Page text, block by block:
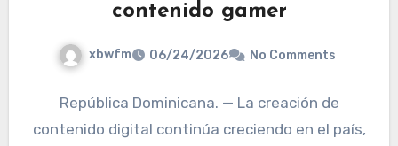
contenido gamer
xbwfm 06/24/2026 No Comments
República Dominicana. — La creación de
contenido digital continúa creciendo en el país,